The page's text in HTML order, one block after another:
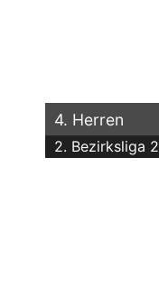
4. Herren
2. Bezirksliga 2